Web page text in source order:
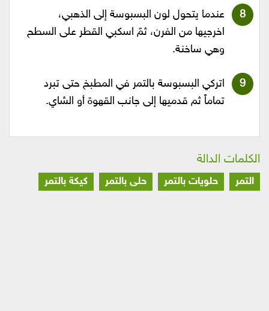
عندما يتحول لون البسبوسة إلى الذهبي،
اخرجيها من الفرن، ثمّ اسكبي القطر على السطح
وهي ساخنة.
اتركي البسبوسة بالتمر في المطبخ حتى تبرد
تماماً ثم قدميها إلى جانب القهوة أو الشاي.
الكلمات الدالة
التمر حلويات بالتمر حلى بالتمر كيكة بالتمر